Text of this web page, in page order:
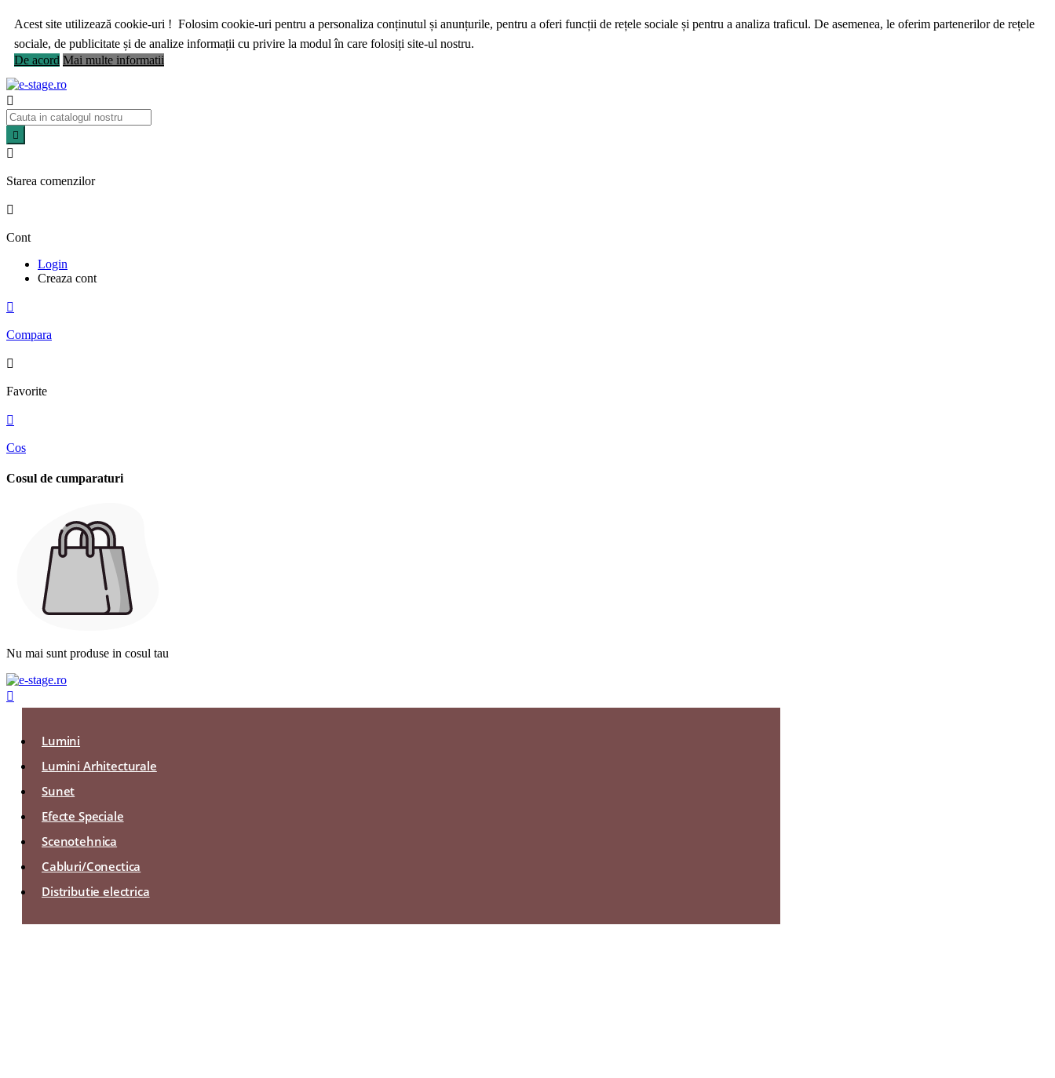
Acest site utilizează cookie-uri ! Folosim cookie-uri pentru a personaliza conținutul și anunțurile, pentru a oferi funcții de rețele sociale și pentru a analiza traficul. De asemenea, le oferim partenerilor de rețele
sociale, de publicitate și de analize informații cu privire la modul în care folosiți site-ul nostru.
De acord Mai multe informatii



Starea comenzilor

Cont
Login
Creaza cont

Compara

Favorite

Cos
Cosul de cumparaturi
Nu mai sunt produse in cosul tau

Lumini
Lumini Arhitecturale
Sunet
Efecte Speciale
Scenotehnica
Cabluri/Conectica
Distributie electrica